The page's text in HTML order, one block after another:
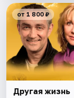
от 1 800 ₽
Другая жизнь